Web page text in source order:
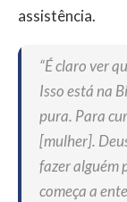
assistência.
“É claro ver
Isso está na
pura. Para
[mulher].
fazer alguém
começa a